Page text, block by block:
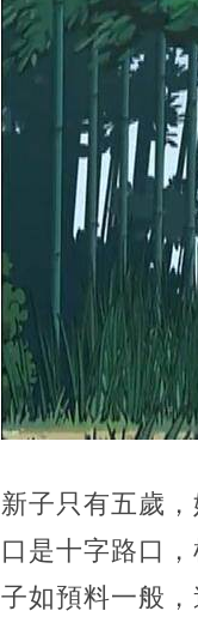
新子只有五歲
口是十字路口
子如預料一般